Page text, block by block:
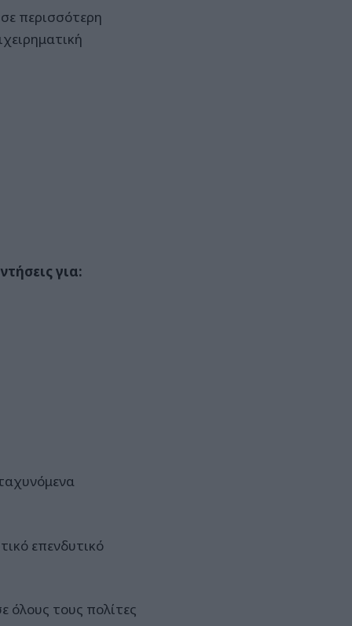
περισσότερη
για:
επενδυτικό
όλους τους πολίτες